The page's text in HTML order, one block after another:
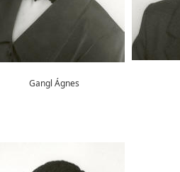
Gangl Ágnes